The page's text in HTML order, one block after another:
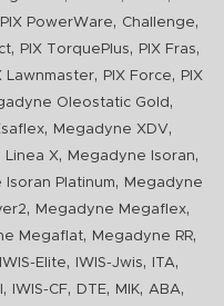
PIX PowerWare, Challenge,
, PIX TorquePlus, PIX Fras,
Lawnmaster, PIX Force,
PIX
Oleostatic Gold ,
, Megadyne XDV,
Linea X, Megadyne Isoran,
Isoran Platinum,
Megadyne
, Megadyne Megaflex,
Megaflat, Megadyne RR,
IWIS-Elite, IWIS-Jwis, ITA,
, IWIS-CF, DTE, MIK, ABA,